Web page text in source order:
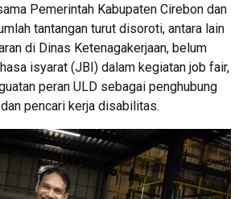
Pemerintah Kabupaten Cirebon dan
tantangan turut disoroti, antara lain
di Dinas Ketenagakerjaan, belum
isyarat (JBI) dalam kegiatan job fair,
peran ULD sebagai penghubung
pencari kerja disabilitas.